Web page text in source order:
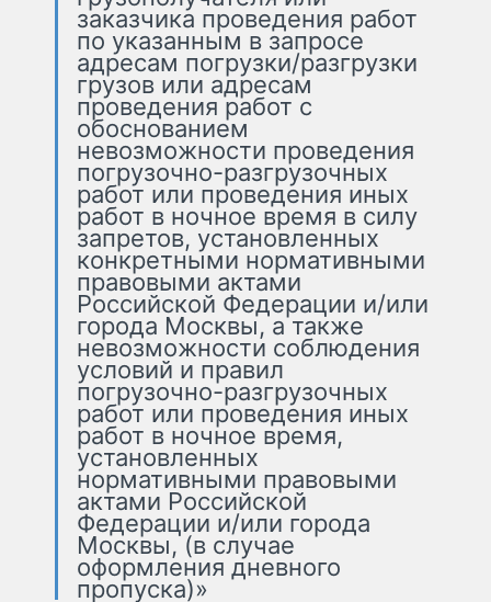
заказчика проведения работ
по указанным в запросе
адресам погрузки/разгрузки
грузов или адресам
проведения работ с
обоснованием
невозможности проведения
погрузочно-разгрузочных
работ или проведения иных
работ в ночное время в силу
запретов, установленных
конкретными нормативными
правовыми актами
Российской Федерации и/или
города Москвы, а также
невозможности соблюдения
условий и правил
погрузочно-разгрузочных
работ или проведения иных
работ в ночное время,
установленных
нормативными правовыми
актами Российской
Федерации и/или города
Москвы, (в случае
оформления дневного
пропуска)»